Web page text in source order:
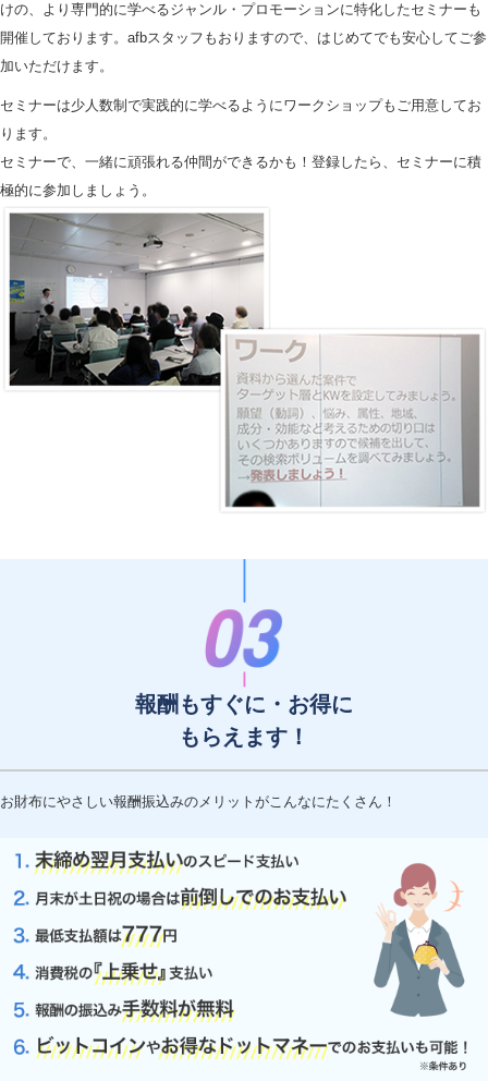
けの、より専門的に学べるジャンル・プロモーションに特化したセミナーも
開催しております。afbスタッフもおりますので、はじめてでも安心してご参
加いただけます。
セミナーは少人数制で実践的に学べるようにワークショップもご用意してお
ります。
セミナーで、一緒に頑張れる仲間ができるかも！登録したら、セミナーに積
極的に参加しましょう。
報酬もすぐに・お得に
もらえます！
お財布にやさしい報酬振込みのメリットがこんなにたくさん！